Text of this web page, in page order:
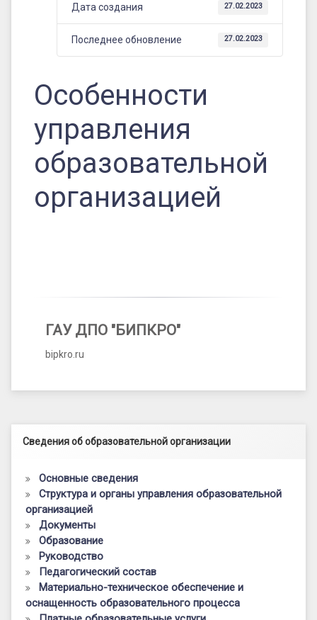
Дата создания 27.02.2023
Последнее обновление 27.02.2023
Особенности
управления
образовательной
организацией
ГАУ ДПО "БИПКРО"
bipkro.ru
Левый сайдбар
Сведения об образовательной организации
Основные сведения
Структура и органы управления образовательной
организацией
Документы
Образование
Руководство
Педагогический состав
Материально-техническое обеспечение и
оснащенность образовательного процесса